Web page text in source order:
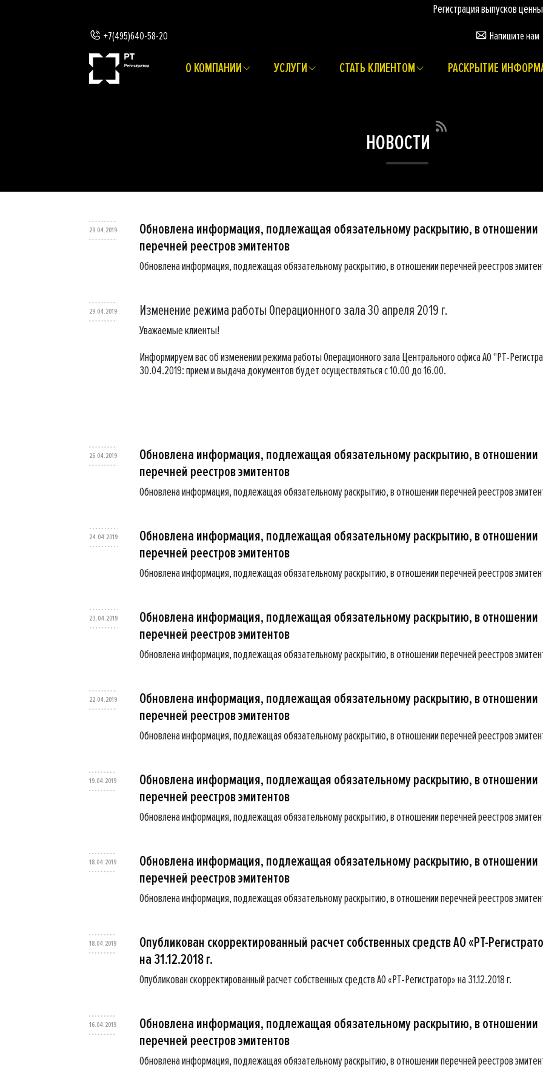
Регистрация выпусков ценных
+7(495)640-58-20 Напишите нам
О КОМПАНИИ УСЛУГИ СТАТЬ КЛИЕНТОМ РАСКРЫТИЕ
НОВОСТИ
29.04.2019
Обновлена информация, подлежащая обязательному раскрытию, в отношении
перечней реестров эмитентов
Обновлена информация, подлежащая обязательному раскрытию, в отношении перечней реестров
29.04.2019 Изменение режима работы Операционного зала 30 апреля 2019 г.
Уважаемые клиенты!
Информируем вас об изменении режима работы Операционного зала Центрального офиса АО "РТ-
30.04.2019: прием и выдача документов будет осуществляться с 10.00 до 16.00.
26.04.2019
Обновлена информация, подлежащая обязательному раскрытию, в отношении
перечней реестров эмитентов
Обновлена информация, подлежащая обязательному раскрытию, в отношении перечней реестров
24.04.2019
Обновлена информация, подлежащая обязательному раскрытию, в отношении
перечней реестров эмитентов
Обновлена информация, подлежащая обязательному раскрытию, в отношении перечней реестров
23.04.2019
Обновлена информация, подлежащая обязательному раскрытию, в отношении
перечней реестров эмитентов
Обновлена информация, подлежащая обязательному раскрытию, в отношении перечней реестров
22.04.2019
Обновлена информация, подлежащая обязательному раскрытию, в отношении
перечней реестров эмитентов
Обновлена информация, подлежащая обязательному раскрытию, в отношении перечней реестров
19.04.2019
Обновлена информация, подлежащая обязательному раскрытию, в отношении
перечней реестров эмитентов
Обновлена информация, подлежащая обязательному раскрытию, в отношении перечней реестров
18.04.2019
Обновлена информация, подлежащая обязательному раскрытию, в отношении
перечней реестров эмитентов
Обновлена информация, подлежащая обязательному раскрытию, в отношении перечней реестров
18.04.2019
Опубликован скорректированный расчет собственных средств АО «РТ-
на 31.12.2018 г.
Опубликован скорректированный расчет собственных средств АО «РТ-Регистратор» на 31.12.2018 г.
16.04.2019
Обновлена информация, подлежащая обязательному раскрытию, в отношении
перечней реестров эмитентов
Обновлена информация, подлежащая обязательному раскрытию, в отношении перечней реестров